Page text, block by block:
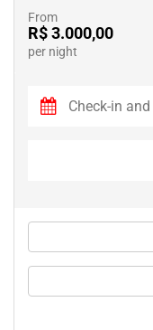
From
R$ 3.000,00
per night